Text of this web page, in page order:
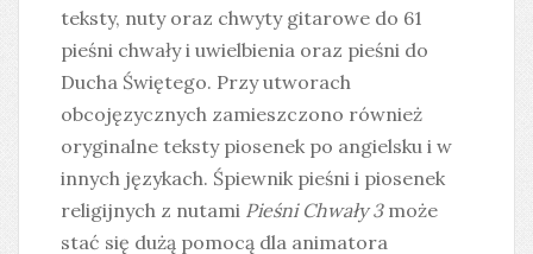
teksty, nuty oraz chwyty gitarowe do 61
pieśni chwały i uwielbienia oraz pieśni do
Ducha Świętego. Przy utworach
obcojęzycznych zamieszczono również
oryginalne teksty piosenek po angielsku i w
innych językach. Śpiewnik pieśni i piosenek
religijnych z nutami Pieśni Chwały 3może
stać się dużą pomocą dla animatora